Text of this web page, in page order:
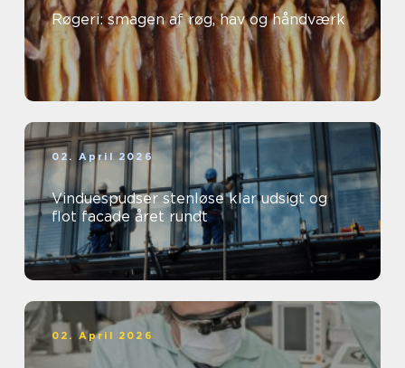
Røgeri: smagen af røg, hav og håndværk
02. April 2026
Vinduespudser stenløse klar udsigt og
flot facade året rundt
02. April 2026